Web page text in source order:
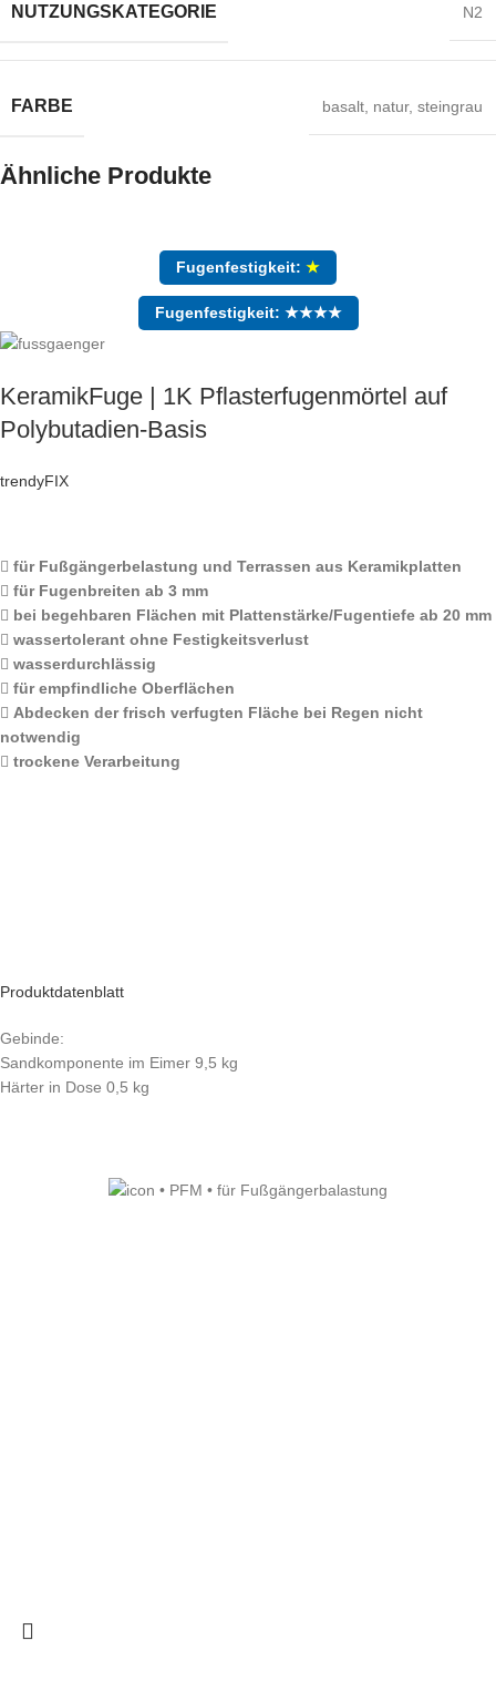
NUTZUNGSKATEGORIE N2
FARBE basalt natur, steingrau
Ähnliche Produkte
Fugenfestigkeit: ★
Fugenfestigkeit: ★★★★
KeramikFuge | 1K Pflasterfugenmörtel auf
Polybutadien-Basis
trendyFIX
für Fußgängerbelastung und Terrassen aus Keramikplatten
für Fugenbreiten ab 3 mm
bei begehbaren Flächen mit Plattenstärke/Fugentiefe ab 20 mm
wassertolerant ohne Festigkeitsverlust
wasserdurchlässig
für empfindliche Oberflächen
Abdecken der frisch verfugten Fläche bei Regen nicht
notwendig
trockene Verarbeitung
Produktdatenblatt
Gebinde:
Sandkomponente im Eimer 9,5 kg
Härter in Dose 0,5 kg